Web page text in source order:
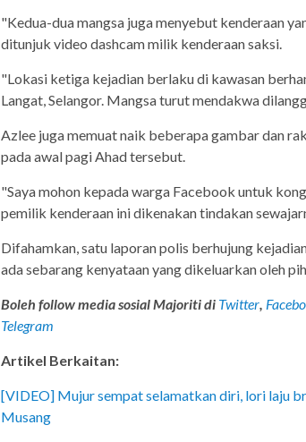
"Kedua-dua mangsa juga menyebut kenderaan
ditunjuk video dashcam milik kenderaan saksi.
"Lokasi ketiga kejadian berlaku di kawasan
Langat, Selangor. Mangsa turut mendakwa
Azlee juga memuat naik beberapa gambar dan
pada awal pagi Ahad tersebut.
"Saya mohon kepada warga Facebook untuk
pemilik kenderaan ini dikenakan tindakan
Difahamkan, satu laporan polis berhujung
ada sebarang kenyataan yang dikeluarkan oleh
Boleh follow media sosial Majoriti di Twitter,
Telegram
Artikel Berkaitan:
[VIDEO] Mujur sempat selamatkan diri, lori laju
Musang